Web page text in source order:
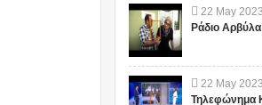
22 May 2023
Ράδιο
22 May 2023
Τηλεφώνημα